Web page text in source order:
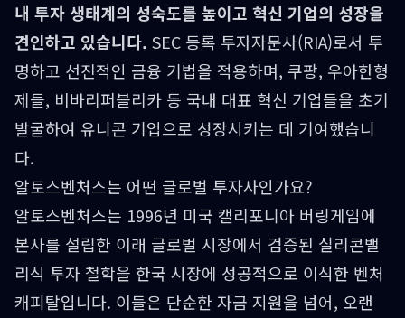
내 투자 생태계의 성숙도를 높이고 혁신 기업의 성장을
견인하고 있습니다. SEC 등록 투자자문사(RIA)로서 투
명하고 선진적인 금융 기법을 적용하며, 쿠팡, 우아한형
제들, 비바리퍼블리카 등 국내 대표 혁신 기업들을 초기
발굴하여 유니콘 기업으로 성장시키는 데 기여했습니
다.
알토스벤처스는 어떤 글로벌 투자사인가요?
알토스벤처스는 1996년 미국 캘리포니아 버링게임에
본사를 설립한 이래 글로벌 시장에서 검증된 실리콘밸
리식 투자 철학을 한국 시장에 성공적으로 이식한 벤처
캐피탈입니다. 이들은 단순한 자금 지원을 넘어, 오랜